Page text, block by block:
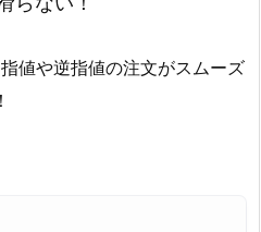
値や逆指値の注文がスムーズ